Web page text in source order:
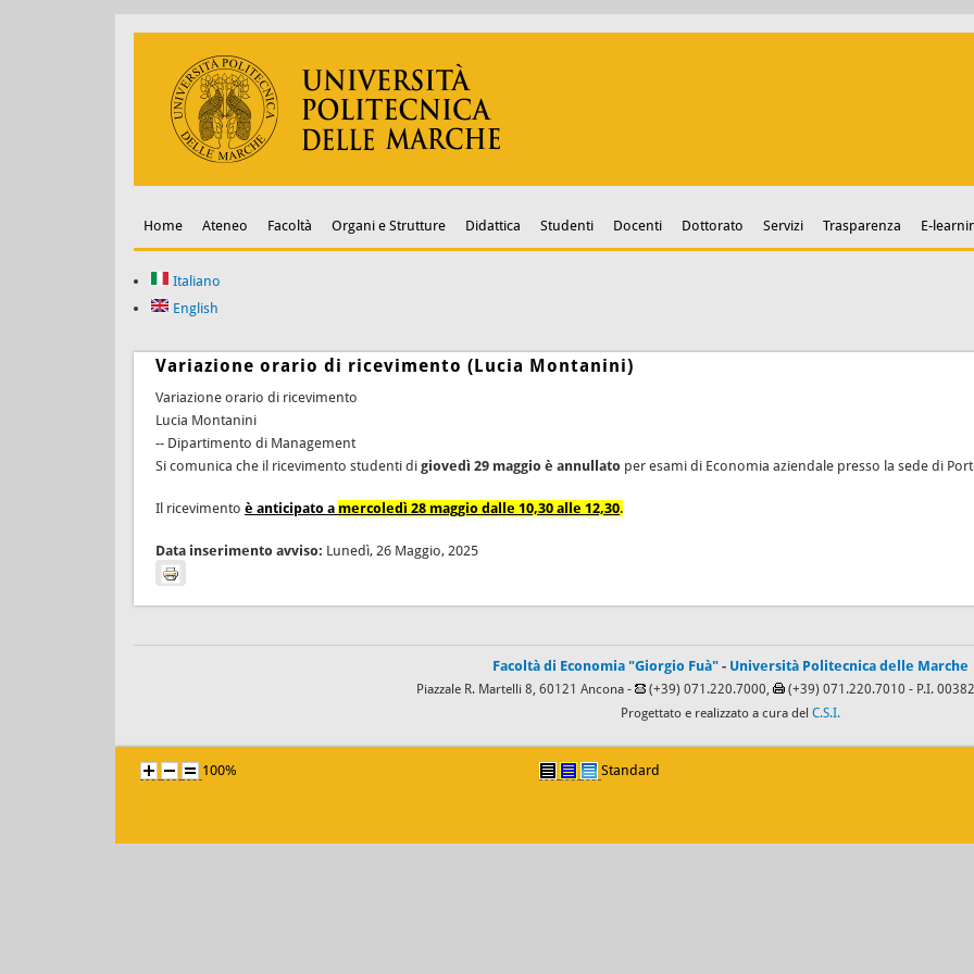
Home Ateneo Facoltà Organi e Strutture Didattica Studenti Docenti Dottorato Servizi Trasparenza E-
Italiano
English
Variazione orario di ricevimento (Lucia Montanini)
Variazione orario di ricevimento
Lucia Montanini
-- Dipartimento di Management
Si comunica che il ricevimento studenti di giovedì 29 maggio è annullato per esami di Economia aziendale presso la sede di
Il ricevimento è anticipato a mercoledì 28 maggio dalle 10,30 alle 12,30.
Data inserimento avviso: Lunedì, 26 Maggio, 2025
Facoltà di Economia "Giorgio Fuà" - Università Politecnica delle Marche
Piazzale R. Martelli 8, 60121 Ancona - (+39) 071.220.7000, (+39) 071.220.7010 - P.I.
Progettato e realizzato a cura del C.S.I.
100% Standard